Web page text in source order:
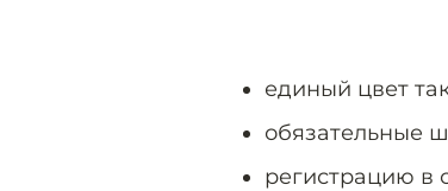
единый цвет
обязательные
регистрацию в